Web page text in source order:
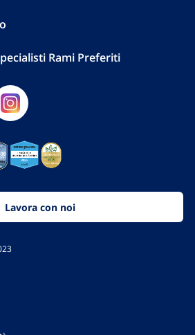
Rami Preferiti
Lavora con noi